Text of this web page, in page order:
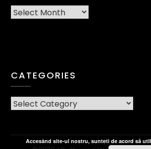
Arhiva
CATEGORIES
CATEGORIES
Accesând site-ul nostru, sunteti de acord să